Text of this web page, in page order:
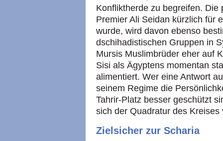
Konfliktherde zu begreifen.
Premier Ali Seidan kürzlich für
wurde, wird davon ebenso
dschihadistischen Gruppen in
Mursis Muslimbrüder eher auf
Sisi als Ägyptens momentan
alimentiert. Wer eine Antwort
seinem Regime die
Tahrir-Platz besser geschützt
sich der Quadratur des Kreises
Zielsicher zur Scharia